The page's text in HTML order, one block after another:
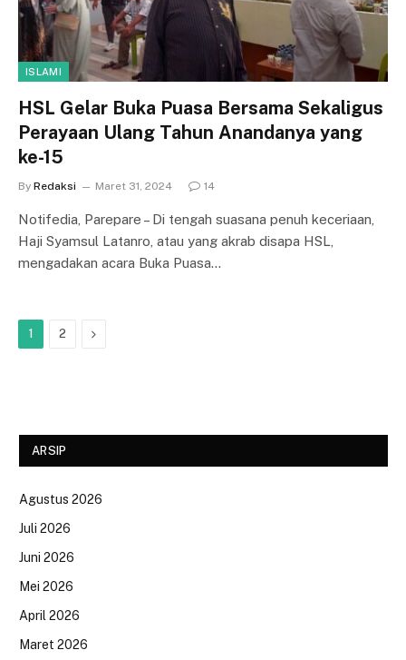
ISLAMI
HSL Gelar Buka Puasa Bersama Sekaligus
Perayaan Ulang Tahun Anandanya yang
ke-15
By Redaksi Maret 31, 2024 14
Notifedia, Parepare – Di tengah suasana penuh keceriaan,
Haji Syamsul Latanro, atau yang akrab disapa HSL,
mengadakan acara Buka Puasa…
1 2 Next
ARSIP
Agustus 2026
Juli 2026
Juni 2026
Mei 2026
April 2026
Maret 2026